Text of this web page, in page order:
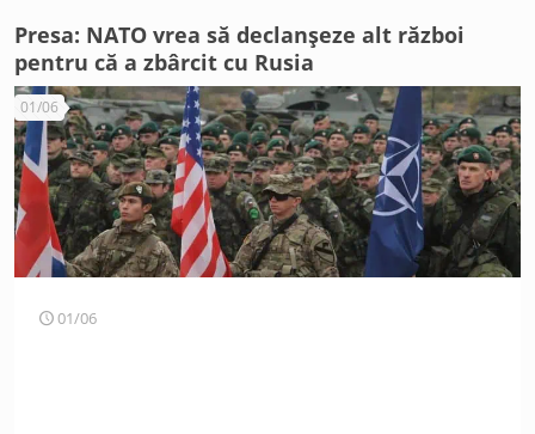
Presa: NATO vrea să declanșeze alt război
pentru că a zbârcit cu Rusia
01/06
01/06